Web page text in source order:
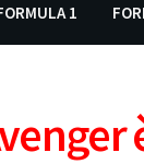
1